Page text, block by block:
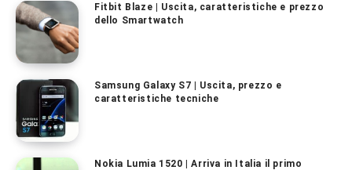
Fitbit Blaze | Uscita, caratteristiche e prezzo
dello Smartwatch
Samsung Galaxy S7 | Uscita, prezzo e
caratteristiche tecniche
Nokia Lumia 1520 | Arriva in Italia il primo